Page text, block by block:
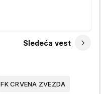
Sledeća vest
FK CRVENA ZVEZDA